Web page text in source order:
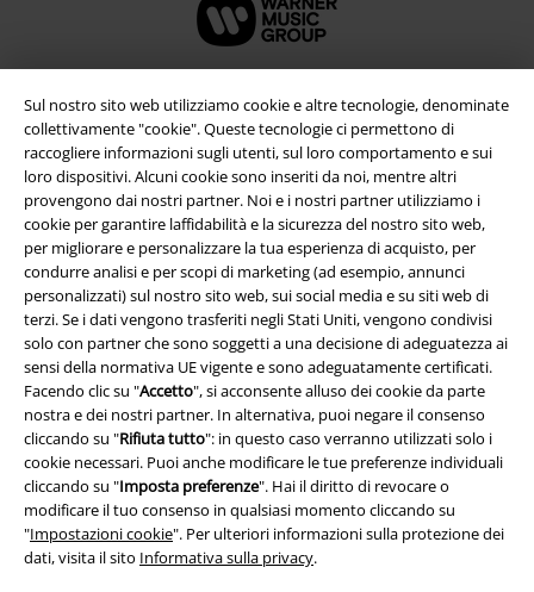
Sul nostro sito web utilizziamo cookie e altre tecnologie, denominate
collettivamente "cookie". Queste tecnologie ci permettono di
raccogliere informazioni sugli utenti, sul loro comportamento e sui
loro dispositivi. Alcuni cookie sono inseriti da noi, mentre altri
provengono dai nostri partner. Noi e i nostri partner utilizziamo i
cookie per garantire laffidabilità e la sicurezza del nostro sito web,
per migliorare e personalizzare la tua esperienza di acquisto, per
condurre analisi e per scopi di marketing (ad esempio, annunci
personalizzati) sul nostro sito web, sui social media e su siti web di
terzi. Se i dati vengono trasferiti negli Stati Uniti, vengono condivisi
solo con partner che sono soggetti a una decisione di adeguatezza ai
sensi della normativa UE vigente e sono adeguatamente certificati.
Facendo clic su "Accetto", si acconsente alluso dei cookie da parte
nostra e dei nostri partner. In alternativa, puoi negare il consenso
cliccando su "Rifiuta tutto": in questo caso verranno utilizzati solo i
cookie necessari. Puoi anche modificare le tue preferenze individuali
cliccando su "Imposta preferenze". Hai il diritto di revocare o
modificare il tuo consenso in qualsiasi momento cliccando su
"Impostazioni cookie". Per ulteriori informazioni sulla protezione dei
dati, visita il sito Informativa sulla privacy.
Info legali
Termini & Condizioni
Redazione
Legge sulla Privacy
Smaltimento rifiuti e protezione dell’ambiente
Dichiarazione di Conformità